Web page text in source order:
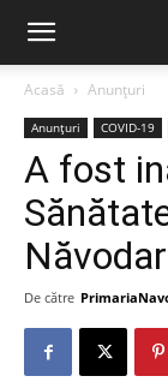
Acasă Anunțuri
Anunțuri COVID-19
A fost
De către